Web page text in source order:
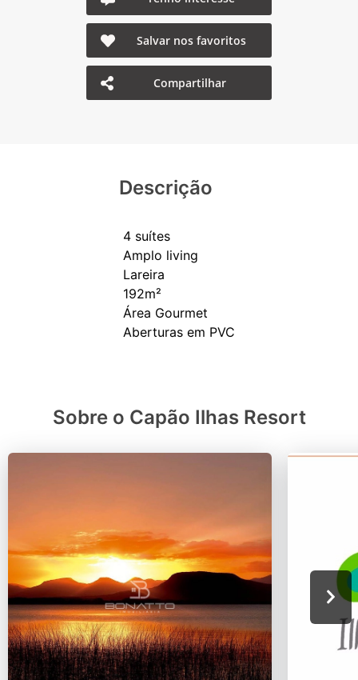
Salvar nos favoritos
Compartilhar
Descrição
4 suítes
Amplo living
Lareira
192m²
Área Gourmet
Sobre o Capão Ilhas Resort